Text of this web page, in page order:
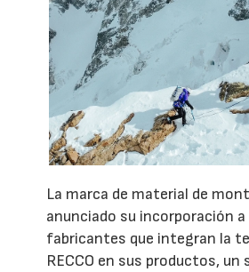
La marca de material de
anunciado su incorporación a
fabricantes que integran la
RECCO en sus productos, un